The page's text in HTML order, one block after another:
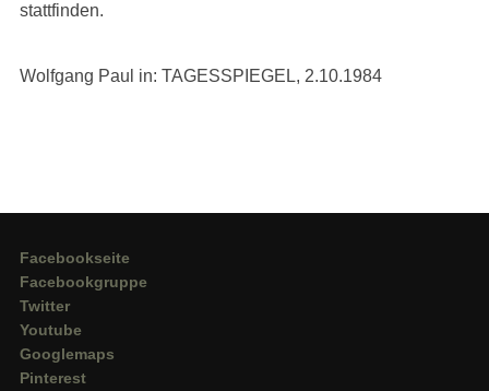
stattfinden.
Wolfgang Paul in: TAGESSPIEGEL, 2.10.1984
Facebookseite
Facebookgruppe
Twitter
Youtube
Googlemaps
Pinterest